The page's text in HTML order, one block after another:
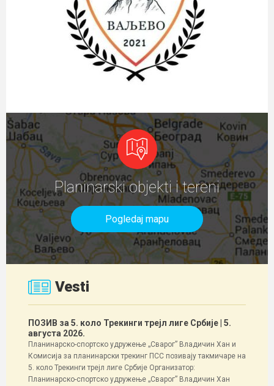
Planinarski objekti i tereni
Pogledaj mapu
Vesti
ПОЗИВ за 5. коло Трекинги трејл лиге Србије | 5.
августа 2026.
Планинарско-спортско удружење „Сварог” Владичин Хан и
Комисија за планинарски трекинг ПСС позивају такмичаре на
5. коло Трекинги трејл лиге Србије Организатор:
Планинарско-спортско удружење „Сварог” Владичин Хан